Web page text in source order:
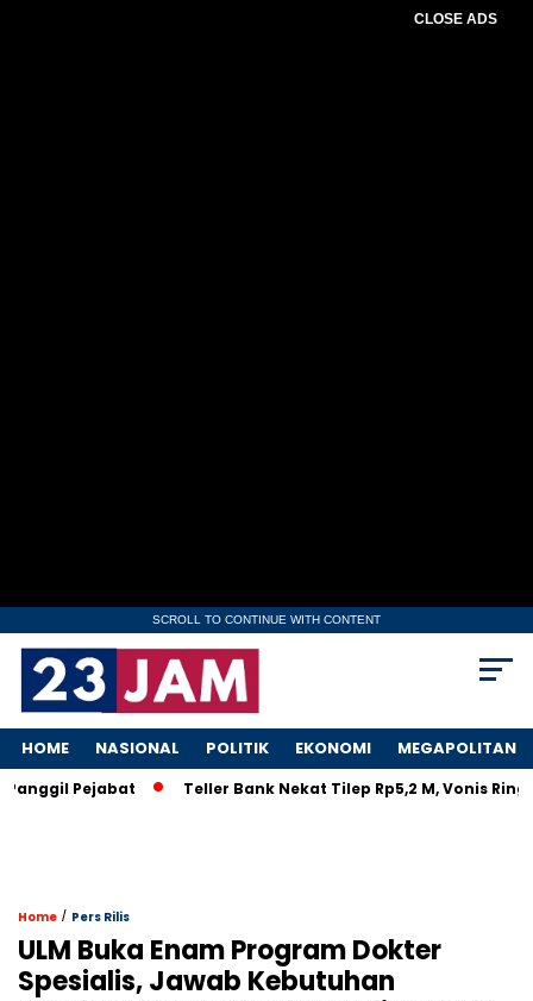
CLOSE ADS
SCROLL TO CONTINUE WITH CONTENT
HOME NASIONAL POLITIK EKONOMI MEGAPOLITAN
Pejabat Teller Bank Nekat Tilep Rp5,2 M, Vonis Ringan
Home / Pers Rilis
ULM Buka Enam Program Dokter
Spesialis, Jawab Kebutuhan